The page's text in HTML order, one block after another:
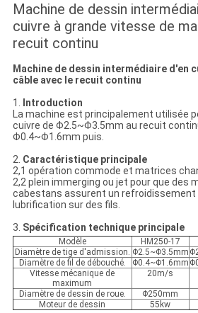
Machine de dessin
cuivre à grande vitesse de
recuit continu
Machine de dessin intermédiaire d'en
câble avec le recuit continu
1. Introduction
La machine est principalement utilisée
cuivre de Φ2.5~Φ3.5mm au recuit
Φ0.4~Φ1.6mm puis.
2. Caractéristique principale
2,1 opération commode et matrices
2,2 plein immerging ou jet pour que des
cabestans assurent un refroidissement
lubrification sur des fils.
3. Spécification technique principale
Modèle HM250-17
Diamètre de tige d'admission. Φ2.5~Φ3.5mm
Diamètre de fil de débouché.
Φ0.4~Φ1.6mm
Vitesse mécanique de
maximum
20m/s
Diamètre de dessin de roue. Φ250mm
Moteur de dessin
55kw